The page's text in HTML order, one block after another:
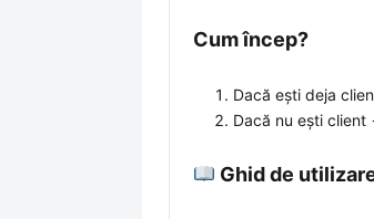
Cum încep?
Dacă ești deja
Dacă nu ești
Ghid de